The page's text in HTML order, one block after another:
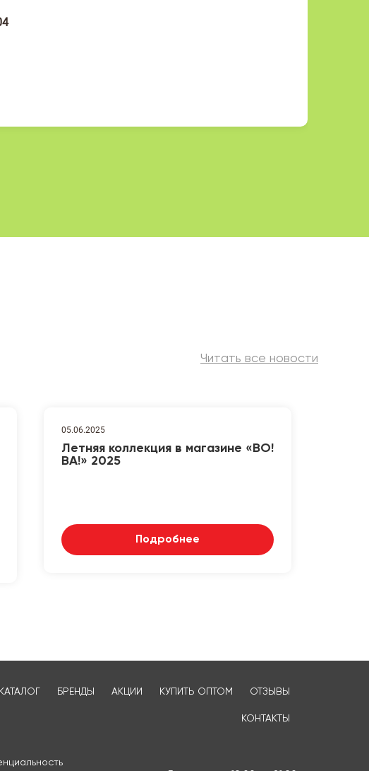
Читать все новости
05.06.2025
Летняя коллекция в магазине «ВО!
ВА!» 2025
Подробнее
КАТАЛОГ БРЕНДЫ АКЦИИ КУПИТЬ ОПТОМ ОТЗЫВЫ
КОНТАКТЫ